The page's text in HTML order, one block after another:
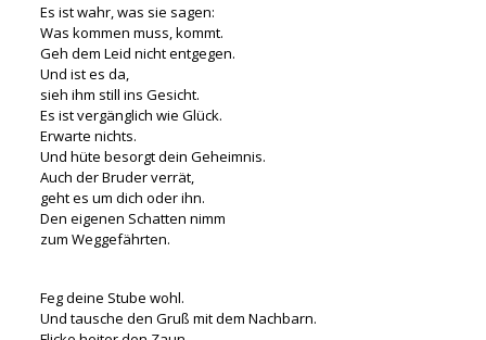
Es ist wahr, was sie sagen:
Was kommen muss, kommt.
Geh dem Leid nicht entgegen.
Und ist es da,
sieh ihm still ins Gesicht.
Es ist vergänglich wie Glück.
Erwarte nichts.
Und hüte besorgt dein Geheimnis.
Auch der Bruder verrät,
geht es um dich oder ihn.
Den eigenen Schatten nimm
zum Weggefährten.
Feg deine Stube wohl.
Und tausche den Gruß mit dem Nachbarn.